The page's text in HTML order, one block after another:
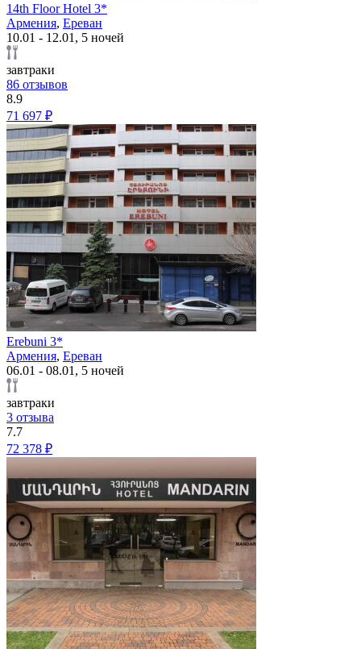
14th Floor Hotel 3*
Армения, Ереван
10.01 - 12.01, 5 ночей
завтраки
86 отзывов
8.9
71 697 ₽
Erebuni 3*
Армения, Ереван
06.01 - 08.01, 5 ночей
завтраки
3 отзыва
7.7
72 378 ₽